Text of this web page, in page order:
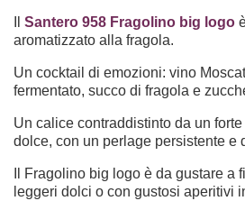
Santero 958 Fragolino big logo
aromatizzato alla fragola.
Un cocktail di emozioni: vino
fermentato, succo di fragola e
Un calice contraddistinto da un
dolce, con un perlage persistente e
Il Fragolino big logo è da gustare a
leggeri dolci o con gustosi aperitivi